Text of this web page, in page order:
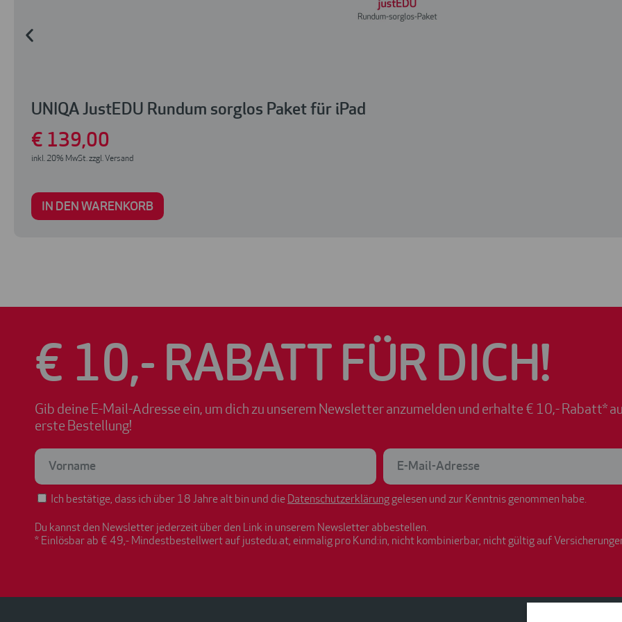
UNIQA JustEDU Rundum sorglos Paket für iPad
€ 139,00
inkl. 20% MwSt. zzgl. Versand
IN DEN WARENKORB
€ 10,- RABATT FÜR DICH!
Gib deine E-Mail-Adresse ein, um dich zu unserem Newsletter anzumelden und erhalte € 10,- Rabatt*
erste Bestellung!
Ich bestätige, dass ich über 18 Jahre alt bin und die Datenschutzerklärunggelesen und zur Kenntnis genommen habe.
Du kannst den Newsletter jederzeit über den Link in unserem Newsletter abbestellen.
* Einlösbar ab € 49,- Mindestbestellwert auf justedu.at, einmalig pro Kund:in, nicht kombinierbar, nicht gültig auf